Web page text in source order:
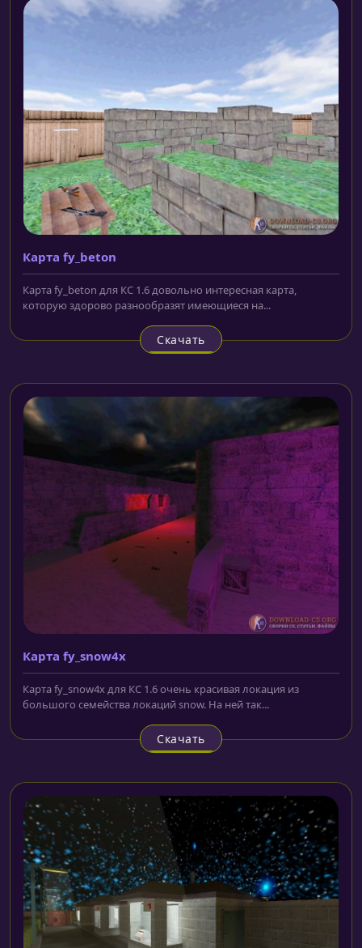
Карта fy_beton
Карта fy_beton для КС 1.6 довольно интересная карта,
которую здорово разнообразят имеющиеся на...
Скачать
Карта fy_snow4x
Карта fy_snow4x для КС 1.6 очень красивая локация из
большого семейства локаций snow. На ней так...
Скачать